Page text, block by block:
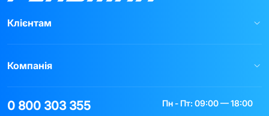
Клієнтам
Компанія
0 800 303 355
Пн - Пт: 09:00 — 18:00